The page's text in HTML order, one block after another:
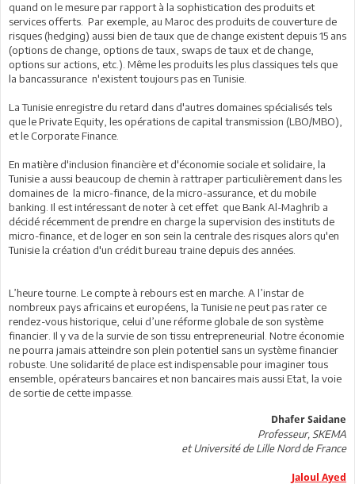
quand on le mesure par rapport à la sophistication des produits et
services offerts. Par exemple, au Maroc des produits de couverture de
risques (hedging) aussi bien de taux que de change existent depuis 15 ans
(options de change, options de taux, swaps de taux et de change,
options sur actions, etc.). Même les produits les plus classiques tels que
la bancassurance n'existent toujours pas en Tunisie.
La Tunisie enregistre du retard dans d'autres domaines spécialisés tels
que le Private Equity, les opérations de capital transmission (LBO/MBO),
et le Corporate Finance.
En matière d'inclusion financière et d'économie sociale et solidaire, la
Tunisie a aussi beaucoup de chemin à rattraper particulièrement dans les
domaines de la micro-finance, de la micro-assurance, et du mobile
banking. Il est intéressant de noter à cet effet que Bank Al-Maghrib a
décidé récemment de prendre en charge la supervision des instituts de
micro-finance, et de loger en son sein la centrale des risques alors qu'en
Tunisie la création d'un crédit bureau traine depuis des années.
L’heure tourne. Le compte à rebours est en marche. A l’instar de
nombreux pays africains et européens, la Tunisie ne peut pas rater ce
rendez-vous historique, celui d’une réforme globale de son système
financier. Il y va de la survie de son tissu entrepreneurial. Notre économie
ne pourra jamais atteindre son plein potentiel sans un système financier
robuste. Une solidarité de place est indispensable pour imaginer tous
ensemble, opérateurs bancaires et non bancaires mais aussi Etat, la voie
de sortie de cette impasse.
Dhafer Saidane
Professeur, SKEMA
et Université de Lille Nord de France
Jaloul Ayed